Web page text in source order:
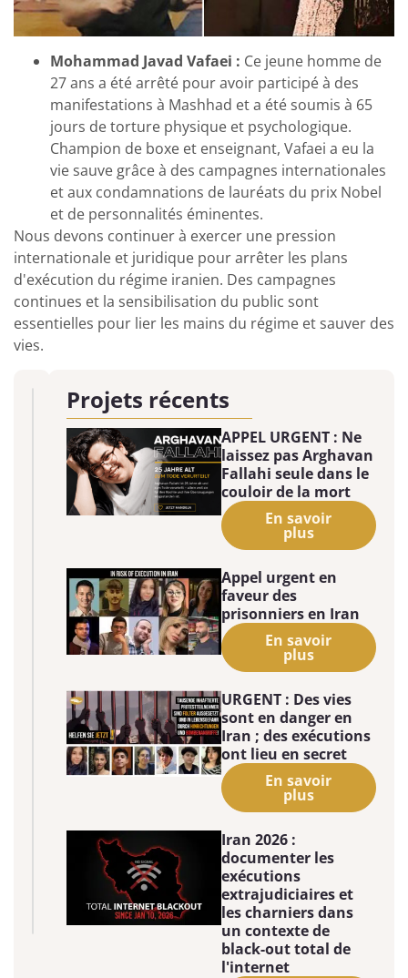
Mohammad Javad Vafaei : Ce jeune homme de
27 ans a été arrêté pour avoir participé à des
manifestations à Mashhad et a été soumis à 65
jours de torture physique et psychologique.
Champion de boxe et enseignant, Vafaei a eu la
vie sauve grâce à des campagnes internationales
et aux condamnations de lauréats du prix Nobel
et de personnalités éminentes.
Nous devons continuer à exercer une pression
internationale et juridique pour arrêter les plans
d'exécution du régime iranien. Des campagnes
continues et la sensibilisation du public sont
essentielles pour lier les mains du régime et sauver des
vies.
Projets récents
APPEL URGENT : Ne
laissez pas Arghavan
Fallahi seule dans le
couloir de la mort
En savoir
plus
Appel urgent en
faveur des
prisonniers en Iran
En savoir
plus
URGENT : Des vies
sont en danger en
Iran ; des exécutions
ont lieu en secret
En savoir
plus
Iran 2026 :
documenter les
exécutions
extrajudiciaires et
les charniers dans
un contexte de
black-out total de
l'internet